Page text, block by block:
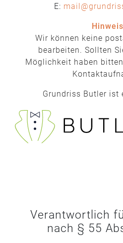
E:
Wir können keine
bearbeiten. Sollten
Möglichkeit haben
Grundriss Butler ist
Verantwortlich
nach § 55